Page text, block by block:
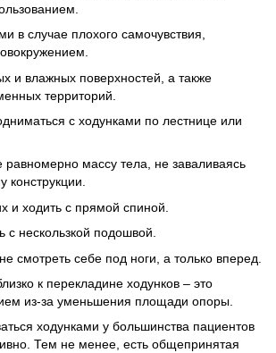
в случае плохого самочувствия,
и влажных поверхностей, а также
территорий.
с ходунками по лестнице или
равномерно массу тела, не заваливаясь
конструкции.
и ходить с прямой спиной.
с нескользкой подошвой.
смотреть себе под ноги, а только вперед.
к перекладине ходунков – это
из-за уменьшения площади опоры.
ходунками у большинства пациентов
Тем не менее, есть общепринятая